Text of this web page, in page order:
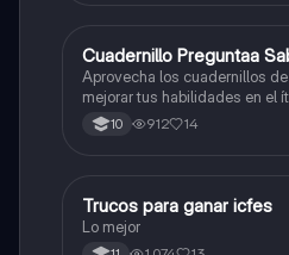
ICFES: Inglés
Cuadernillo Preguntaa
Aprovecha los cuadernillos
mejorar tus habilidades en el
Prueba Saber 11. 🫡
10 912 14
Química
Trucos para ganar icfes
Lo mejor